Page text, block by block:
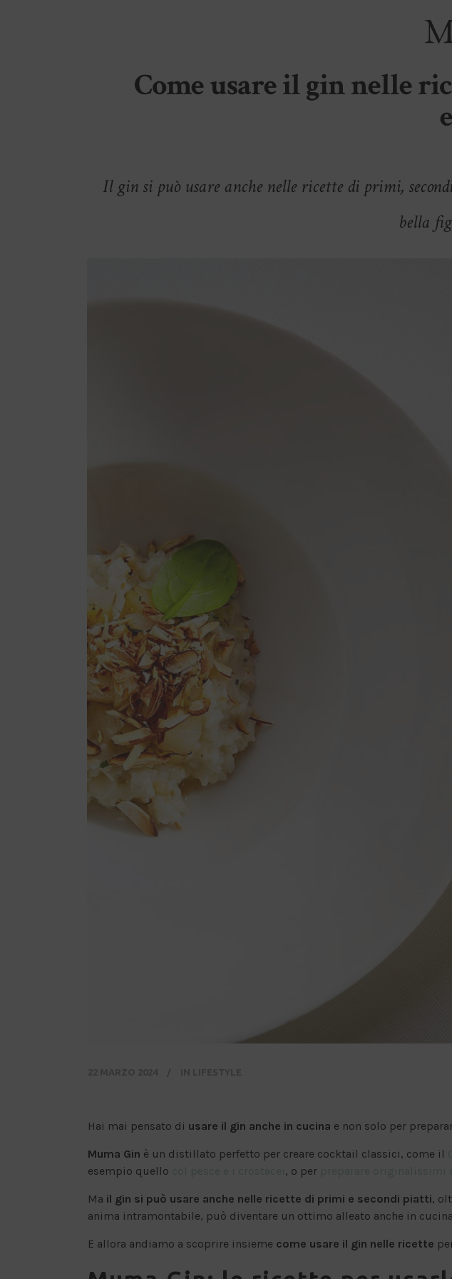
Come usare il gin nelle
Il gin si può usare anche nelle ricette di primi,
bella
Hai mai pensato di usare il gin anche in cucina e non solo per
Muma Gin è un distillato perfetto per creare cocktail classici, come il
esempio quello
, o per
Ma il gin si può usare anche nelle ricette di primi e secondi piatti,
anima intramontabile, può diventare un ottimo alleato anche in
E allora andiamo a scoprire insieme come usare il gin nelle ricette